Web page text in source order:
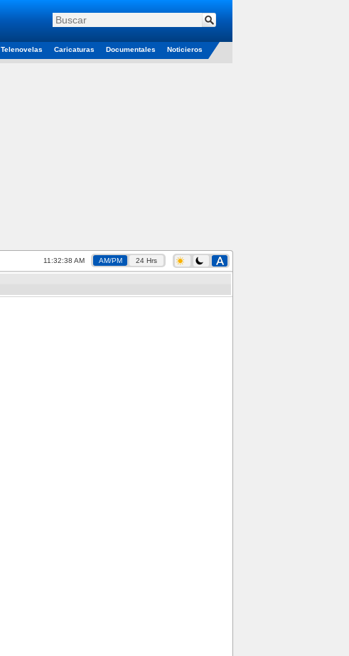
Telenovelas Caricaturas Documentales Noticieros
11:32:39 AM AM/PM 24 Hrs